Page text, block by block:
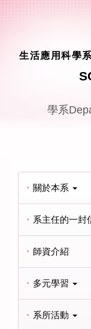
生活應用科學系
學系
關於本系
系主任的一封
師資介紹
多元學習
系所活動